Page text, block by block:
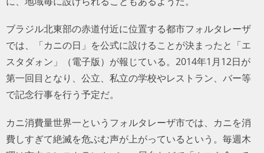
ブラジル北東部の赤道付近に位置する都市フォルタレーザ
では、「カニの日」を公式に設けることが決まったと「エ
スタダォン」（電子版）が報じている。2014年1月12日が
第一回目となり、公立、私立の学校やレストラン、バー等
で記念行事を行う予定だ。
カニ消費量世界一というフォルタレーザ市では、カニを消
費しすぎて絶滅を危ぶむ声が上がっているという。毎週木